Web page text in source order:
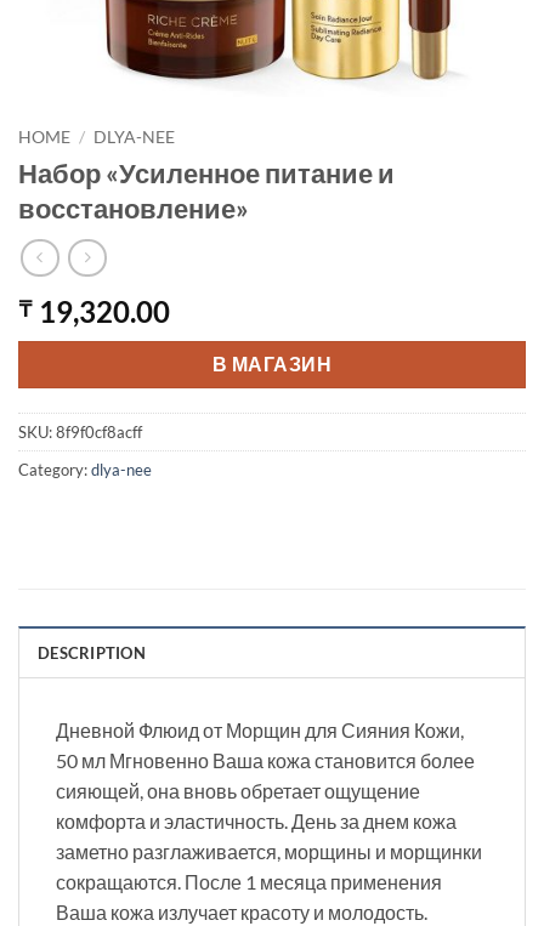
HOME / DLYA-NEE
Набор «Усиленное питание и
восстановление»
₸ 19,320.00
В МАГАЗИН
SKU:8f9f0cf8acff
Category:dlya-nee
DESCRIPTION
Дневной Флюид от Морщин для Сияния Кожи,
50 мл Мгновенно Ваша кожа становится более
сияющей, она вновь обретает ощущение
комфорта и эластичность. День за днем кожа
заметно разглаживается, морщины и морщинки
сокращаются. После 1 месяца применения
Ваша кожа излучает красоту и молодость.